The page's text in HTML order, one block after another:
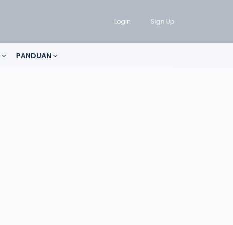
Login Sign Up
PANDUAN